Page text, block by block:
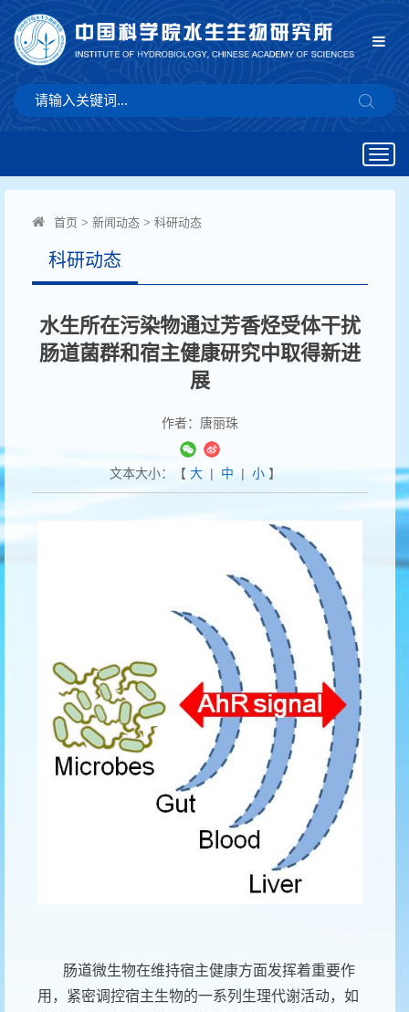
首页 > 新闻动态 > 科研动态
科研动态
水生所在污染物通过芳香烃受体干扰
肠道菌群和宿主健康研究中取得新进
展
作者：唐丽珠
文本大小：【 大| 中 | 小】
肠道微生物在维持宿主健康方面发挥着重要作
用，紧密调控宿主生物的一系列生理代谢活动，如